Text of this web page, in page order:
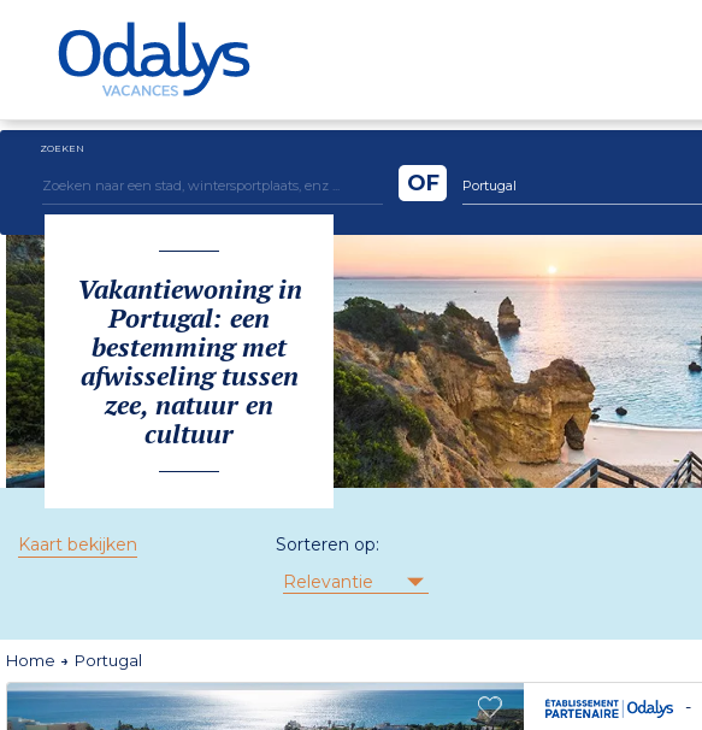
ZOEKEN
Portugal
OF
Vakantiewoning in
Portugal: een
bestemming met
afwisseling tussen
zee, natuur en
cultuur
Kaart bekijken
Sorteren op:
Relevantie
Home Portugal
-